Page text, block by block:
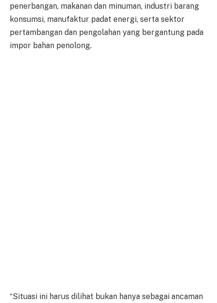
penerbangan, makanan dan minuman, industri barang
konsumsi, manufaktur padat energi, serta sektor
pertambangan dan pengolahan yang bergantung pada
impor bahan penolong.
“Situasi ini harus dilihat bukan hanya sebagai ancaman